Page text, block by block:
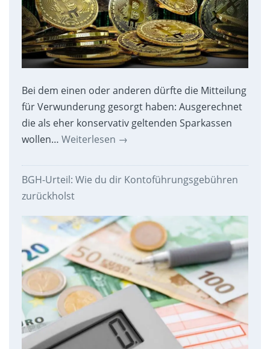
Bei dem einen oder anderen dürfte die Mitteilung
für Verwunderung gesorgt haben: Ausgerechnet
die als eher konservativ geltenden Sparkassen
wollen… Weiterlesen →
BGH-Urteil: Wie du dir Kontoführungsgebühren
zurückholst